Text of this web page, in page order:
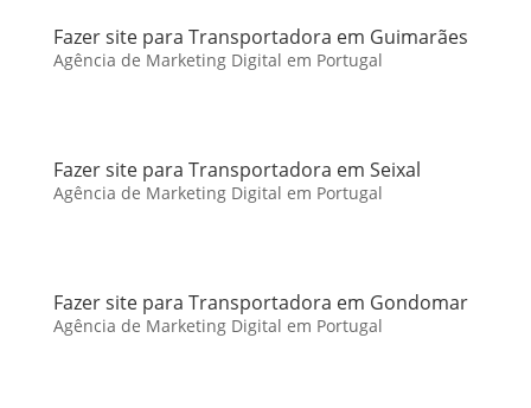
Fazer site para Transportadora em Guimarães
Agência de Marketing Digital em Portugal
Fazer site para Transportadora em Seixal
Agência de Marketing Digital em Portugal
Fazer site para Transportadora em Gondomar
Agência de Marketing Digital em Portugal